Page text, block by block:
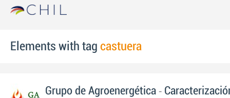
Elements with tag castuera
Grupo de Agroenergética -